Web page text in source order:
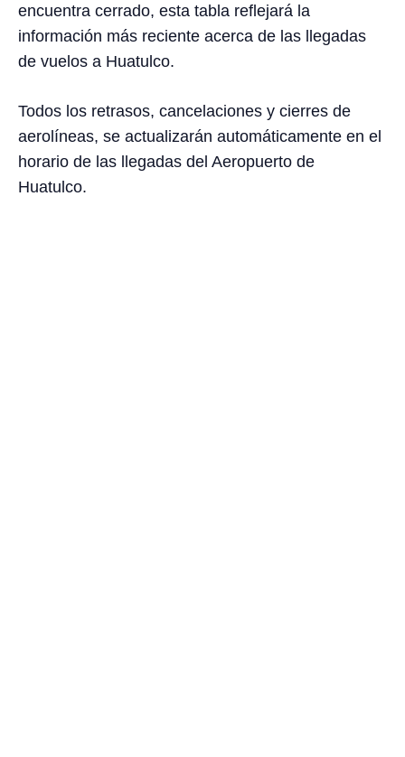
encuentra cerrado, esta tabla reflejará la
información más reciente acerca de las llegadas
de vuelos a Huatulco.
Todos los retrasos, cancelaciones y cierres de
aerolíneas, se actualizarán automáticamente en el
horario de las llegadas del Aeropuerto de
Huatulco.